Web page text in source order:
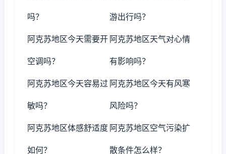
吗？ 游出行吗？
阿克苏地区今天需要开
空调吗？
阿克苏地区天气对心情
有影响吗？
阿克苏地区今天容易过
敏吗？
阿克苏地区今天有风寒
风险吗？
阿克苏地区体感舒适度
如何？
阿克苏地区空气污染扩
散条件怎么样？